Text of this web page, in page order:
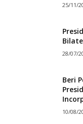
25/11/
28/07/
Beri
10/08/